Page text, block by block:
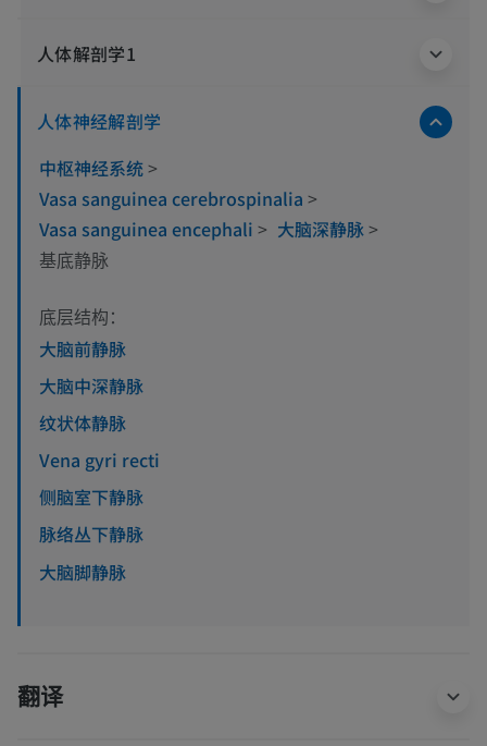
人体解剖学1
人体神经解剖学
中枢神经系统>
Vasa sanguinea cerebrospinalia >
Vasa sanguinea encephali > 大脑深静脉>
基底静脉
底层结构：
大脑前静脉
大脑中深静脉
纹状体静脉
Vena gyri recti
侧脑室下静脉
脉络丛下静脉
大脑脚静脉
翻译